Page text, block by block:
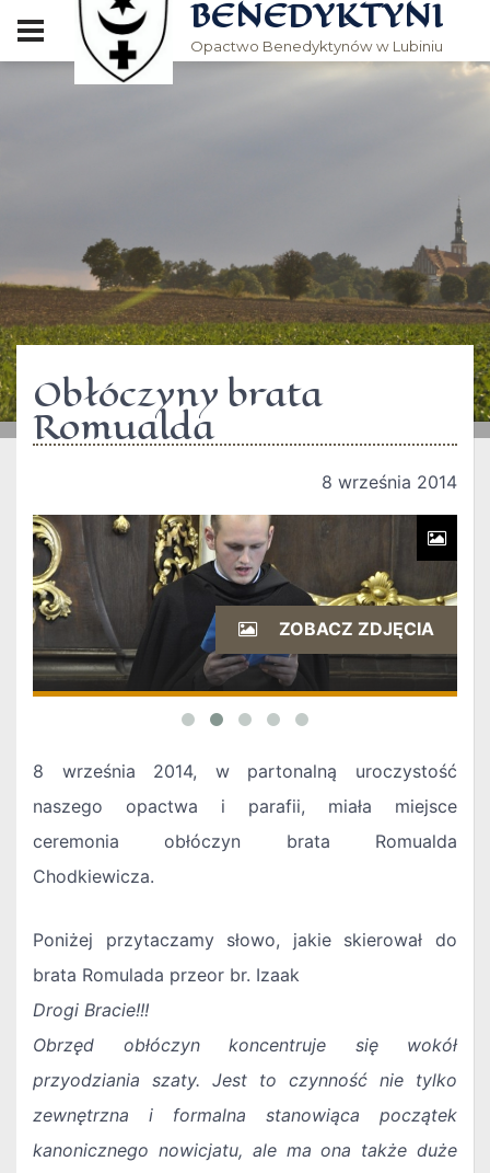
BENEDYKTYNI
Opactwo Benedyktynów w Lubiniu
Obłóczyny brata
Romualda
8 września 2014
ZOBACZ ZDJĘCIA
8 września 2014, w partonalną uroczystość
naszego opactwa i parafii, miała miejsce
ceremonia obłóczyn brata Romualda
Chodkiewicza.
Poniżej przytaczamy słowo, jakie skierował do
brata Romulada przeor br. Izaak
Drogi Bracie!!!
Obrzęd obłóczyn koncentruje się wokół
przyodziania szaty. Jest to czynność nie tylko
zewnętrzna i formalna stanowiąca początek
kanonicznego nowicjatu, ale ma ona także duże